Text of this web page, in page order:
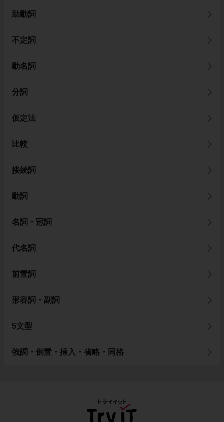
助動詞
不定詞
動名詞
分詞
仮定法
比較
接続詞
動詞
名詞・冠詞
代名詞
前置詞
形容詞・副詞
5文型
強調・倒置・挿入・省略・同格